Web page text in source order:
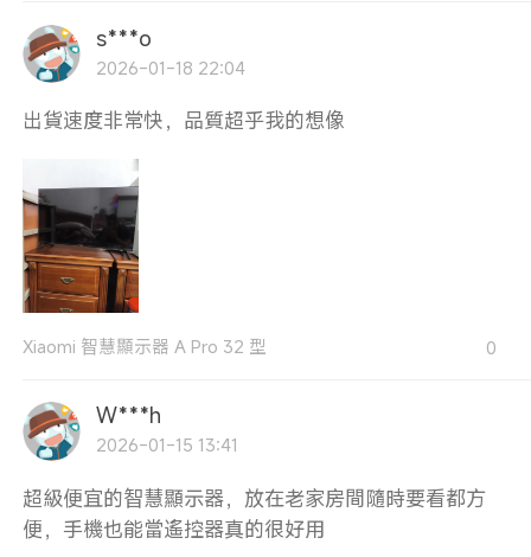
s***o
2026-01-18 22:04
出貨速度非常快，品質超乎我的想像
Xiaomi 智慧顯示器 A Pro 32 型 0
W***h
2026-01-15 13:41
超級便宜的智慧顯示器，放在老家房間隨時要看都方
便，手機也能當遙控器真的很好用